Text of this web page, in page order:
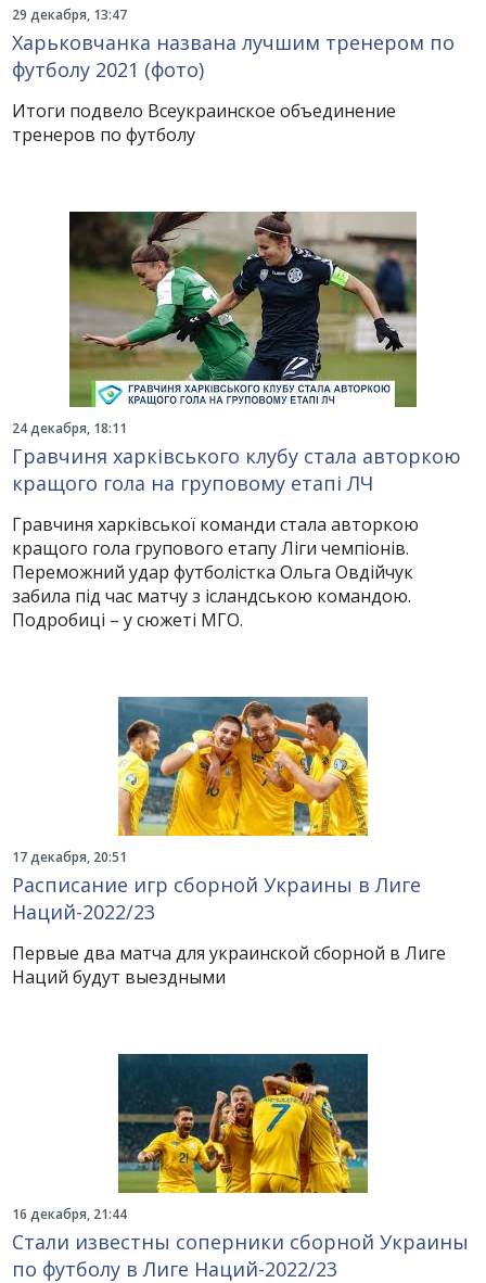
29 декабря, 13:47
Харьковчанка названа лучшим тренером по
футболу 2021 (фото)
Итоги подвело Всеукраинское объединение
тренеров по футболу
24 декабря, 18:11
Гравчиня харківського клубу стала авторкою
кращого гола на груповому етапі ЛЧ
Гравчиня харківської команди стала авторкою
кращого гола групового етапу Ліги чемпіонів.
Переможний удар футболістка Ольга Овдійчук
забила під час матчу з ісландською командою.
Подробиці – у сюжеті МГО.
17 декабря, 20:51
Расписание игр сборной Украины в Лиге
Наций-2022/23
Первые два матча для украинской сборной в Лиге
Наций будут выездными
16 декабря, 21:44
Стали известны соперники сборной Украины
по футболу в Лиге Наций-2022/23